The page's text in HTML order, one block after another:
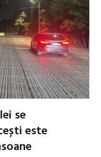
se
este